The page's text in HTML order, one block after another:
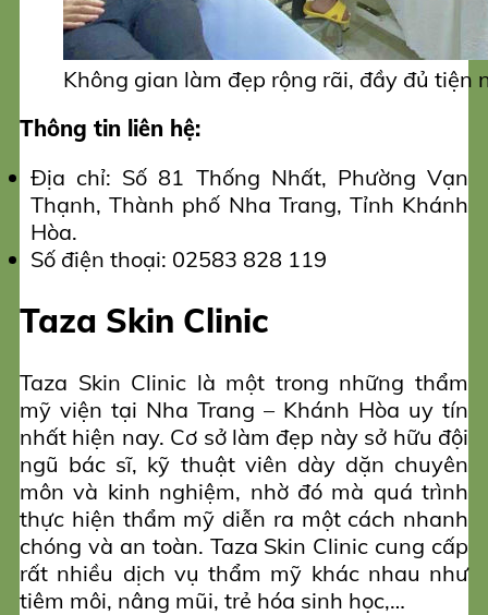
Không gian làm đẹp rộng rãi, đầy đủ tiện
Thông tin liên hệ:
Địa chỉ: Số 81 Thống Nhất, Phường Vạn
Thạnh, Thành phố Nha Trang, Tỉnh Khánh
Hòa.
Số điện thoại: 02583 828 119
Taza Skin Clinic
Taza Skin Clinic là một trong những thẩm
mỹ viện tại Nha Trang – Khánh Hòa uy tín
nhất hiện nay. Cơ sở làm đẹp này sở hữu đội
ngũ bác sĩ, kỹ thuật viên dày dặn chuyên
môn và kinh nghiệm, nhờ đó mà quá trình
thực hiện thẩm mỹ diễn ra một cách nhanh
chóng và an toàn. Taza Skin Clinic cung cấp
rất nhiều dịch vụ thẩm mỹ khác nhau như
tiêm môi, nâng mũi, trẻ hóa sinh học,…